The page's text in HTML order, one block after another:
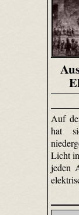
Auf
hat
Licht
jeden